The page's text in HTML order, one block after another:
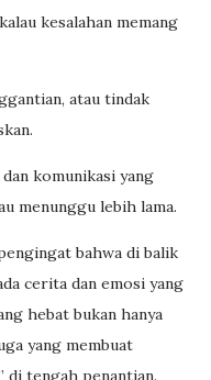
kesalahan memang
atau tindak
komunikasi yang
menunggu lebih lama.
bahwa di balik
cerita dan emosi yang
hebat bukan hanya
yang membuat
di tengah penantian.